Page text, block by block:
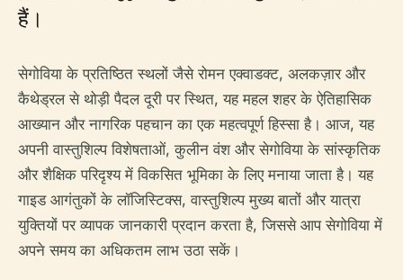
हैं।
सेगोविया के प्रतिष्ठित स्थलों जैसे रोमन एक्वाडक्ट, अलकज़ार और
कैथेड्रल से थोड़ी पैदल दूरी पर स्थित, यह महल शहर के ऐतिहासिक
आख्यान और नागरिक पहचान का एक महत्वपूर्ण हिस्सा है। आज, यह
अपनी वास्तुशिल्प विशेषताओं, कुलीन वंश और सेगोविया के सांस्कृतिक
और शैक्षिक परिदृश्य में विकसित भूमिका के लिए मनाया जाता है। यह
गाइड आगंतुकों के लॉजिस्टिक्स, वास्तुशिल्प मुख्य बातों और यात्रा
युक्तियों पर व्यापक जानकारी प्रदान करता है, जिससे आप सेगोविया में
अपने समय का अधिकतम लाभ उठा सकें।